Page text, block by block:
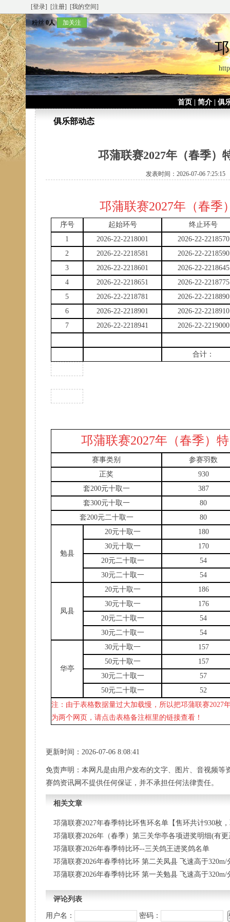
[登录] [注册] [我的空间]
粉丝 0人 加关注
首页 简介 俱
俱乐部动态
邛蒲联赛2027年（春季）
发表时间：2026-07-06
邛蒲联赛2027年（春季
序号 起始环号
终止环号
1
2026-22-2218001
2026-22-2218570
2
2026-22-2218581
2026-22-2218590
3
2026-22-2218601
2026-22-2218645
4
2026-22-2218651
2026-22-2218775
5
2026-22-2218781
2026-22-2218890
6
2026-22-2218901
2026-22-2218910
7
2026-22-2218941 2026-22-2219000
合计：
邛蒲联赛2027年（春季）
赛事类别
参赛羽数
正奖
930
套200元十取一
387
套300元十取一
80
套200元二十取一 80
勉县
20元十取一
180
30元十取一
170
20元二十取一
54
30元二十取一
54
凤县
20元十取一
186
30元十取一
176
20元二十取一
54
30元二十取一
54
华亭
30元十取一
157
50元十取一
157
30元二十取一
57
50元二十取一
52
注：由于表格数据量过大加载慢，所以把邛蒲联赛2027
为两个网页，请点击表格备注框里的链接查看！
更新时间：2026-07-06 8:08:41
免责声明：本网凡是由用户发布的文字、图片、音视频
赛鸽资讯网不提供任何保证，并不承担任何法律责任。
相关文章
邛蒲联赛2027年春季特比环售环名单【售环共计930枚
邛蒲联赛2026年（春季）第三关华亭各项进奖明细(有更
邛蒲联赛2026年春季特比环--三关鸽王进奖鸽名单
邛蒲联赛2026年春季特比环 第二关凤县 飞速高于
邛蒲联赛2026年春季特比环 第一关勉县 飞速高于
评论列表
用户名： 密码：